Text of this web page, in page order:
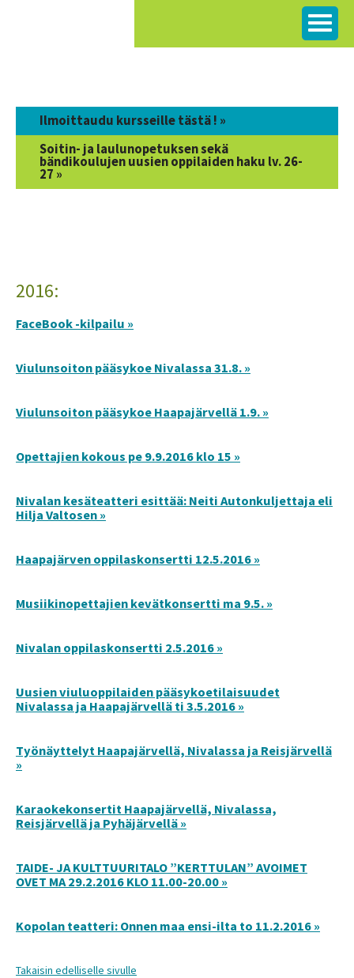
Ilmoittaudu kursseille tästä ! »
Soitin- ja laulunopetuksen sekä
bändikoulujen uusien oppilaiden haku lv. 26-
27 »
2016:
FaceBook -kilpailu »
Viulunsoiton pääsykoe Nivalassa 31.8. »
Viulunsoiton pääsykoe Haapajärvellä 1.9. »
Opettajien kokous pe 9.9.2016 klo 15 »
Nivalan kesäteatteri esittää: Neiti Autonkuljettaja eli
Hilja Valtosen »
Haapajärven oppilaskonsertti 12.5.2016 »
Musiikinopettajien kevätkonsertti ma 9.5. »
Nivalan oppilaskonsertti 2.5.2016 »
Uusien viuluoppilaiden pääsykoetilaisuudet
Nivalassa ja Haapajärvellä ti 3.5.2016 »
Työnäyttelyt Haapajärvellä, Nivalassa ja Reisjärvellä
»
Karaokekonsertit Haapajärvellä, Nivalassa,
Reisjärvellä ja Pyhäjärvellä »
TAIDE- JA KULTTUURITALO ”KERTTULAN” AVOIMET
OVET MA 29.2.2016 KLO 11.00-20.00 »
Kopolan teatteri: Onnen maa ensi-ilta to 11.2.2016 »
Takaisin edelliselle sivulle